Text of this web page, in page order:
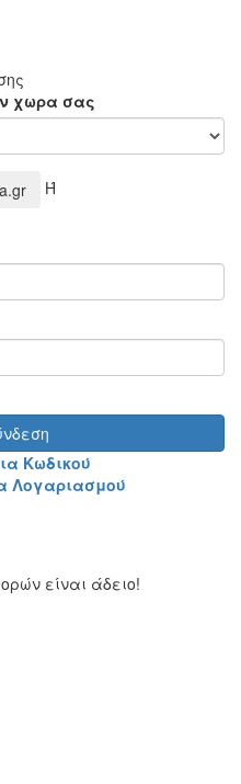
χωρα σας
Ή
Κωδικού
Λογαριασμού
είναι άδειο!